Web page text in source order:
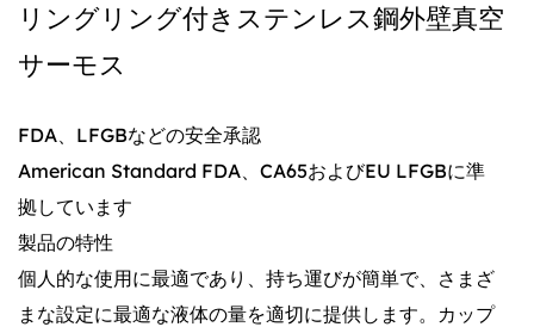
リングリング付きステンレス鋼外壁真空
サーモス
FDA、LFGBなどの安全承認
American Standard FDA、CA65およびEU LFGBに準
拠しています
製品の特性
個人的な使用に最適であり、持ち運びが簡単で、さまざ
まな設定に最適な液体の量を適切に提供します。カップ